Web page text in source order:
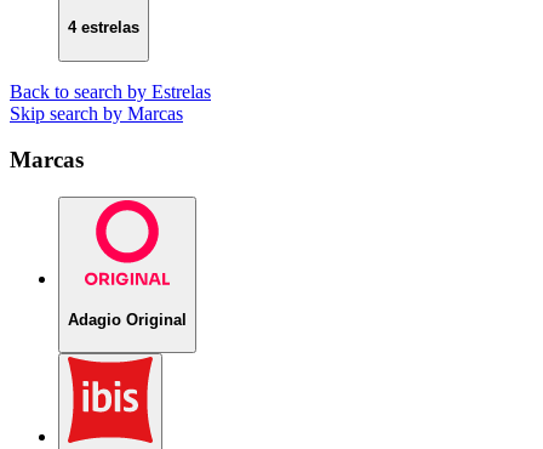
4 estrelas
Back to search by Estrelas
Skip search by Marcas
Marcas
Adagio Original